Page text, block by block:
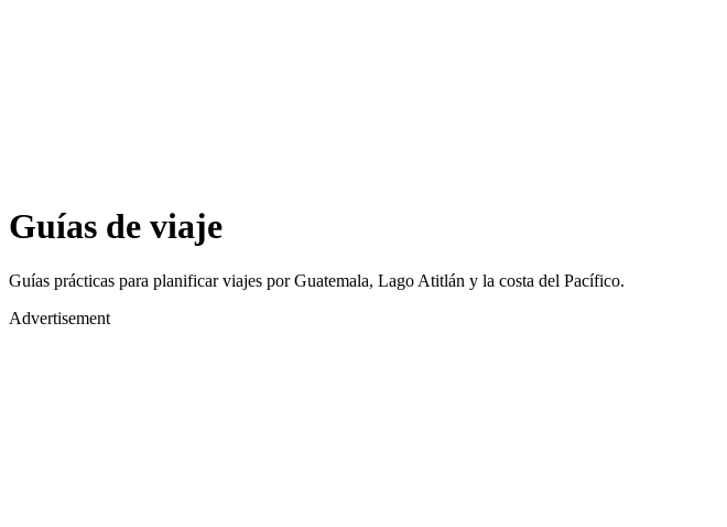
Guías de viaje
Guías prácticas para planificar viajes por Guatemala, Lago Atitlán y la costa del Pacífico.
Advertisement